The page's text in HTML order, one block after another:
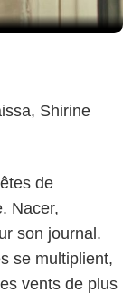
Shirine
de
Nacer,
son journal.
se multiplient,
vents de plus